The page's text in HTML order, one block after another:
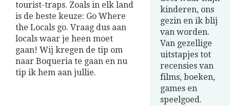
tourist-traps. Zoals in elk land
is de beste keuze: Go Where
the Locals go. Vraag dus aan
locals waar je heen moet
gaan! Wij kregen de tip om
naar Boqueria te gaan en nu
tip ik hem aan jullie.
kinderen, ons
gezin en ik blij
van worden.
Van gezellige
uitstapjes tot
recensies van
films, boeken,
games en
speelgoed.